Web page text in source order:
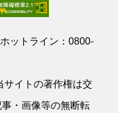
ットライン： 0800-
イトの著作権は交
・画像等の無断転